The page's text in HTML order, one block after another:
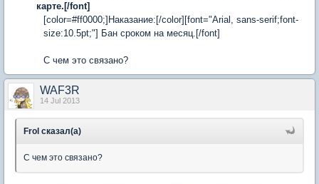
карте.[/font]
[color=#ff0000;]Наказание:[/color][font="Arial, sans-serif;font-
size:10.5pt;"] Бан сроком на месяц.[/font]
C чем это связано?
WAF3R
14 Jul 2013
Frol сказал(а)
C чем это связано?